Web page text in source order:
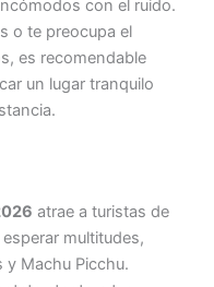
con el ruido.
o te preocupa el
es recomendable
un lugar tranquilo
atrae a turistas de
multitudes,
y Machu Picchu.